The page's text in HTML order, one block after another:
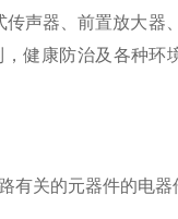
声器、前置放大器
健康防治及各种
关的元器件的电器